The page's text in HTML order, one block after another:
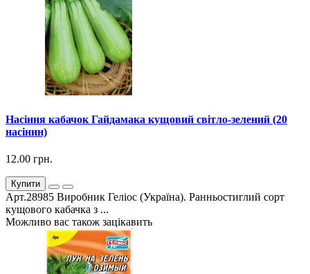
Насіння кабачок Гайдамака кущовий світло-зелений (20
насінин)
12.00 грн.
Купити
Арт.28985 Виробник Геліос (Україна). Ранньостиглий сорт
кущового кабачка з ...
Можливо вас також зацікавить